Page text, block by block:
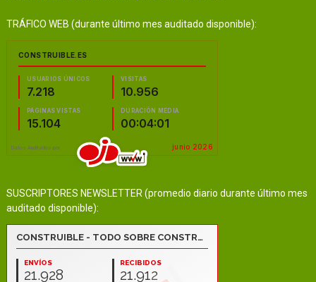
TRÁFICO WEB (durante último mes auditado disponible):
SUSCRIPTORES NEWSLETTER (promedio diario durante último mes
auditado disponible):